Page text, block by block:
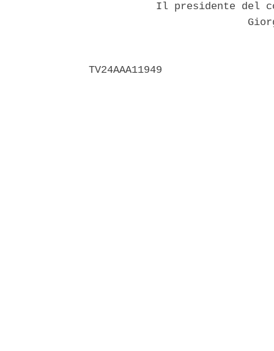
Il presidente del